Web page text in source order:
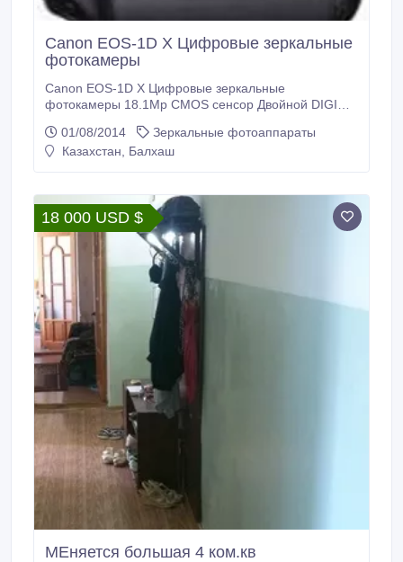
Canon EOS-1D X Цифровые зеркальные
фотокамеры
Canon EOS-1D X Цифровые зеркальные
фотокамеры 18.1Mp CMOS сенсор Двойной DIGIC
пентапризмой видоискателя Двойной CF-карты
Носитель Canon Маунт объективов EF Корпус из
высокой плотности Автофокус контактная
информация: Skype: unbetable.
01/08/2014
Зеркальные фотоаппараты
Казахстан, Балхаш
18 000 USD $
МЕняется большая 4 ком.кв